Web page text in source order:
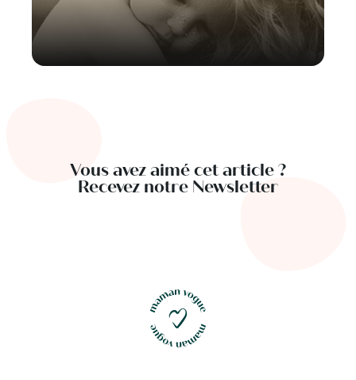
Vous avez aimé cet article ?
Recevez notre Newsletter